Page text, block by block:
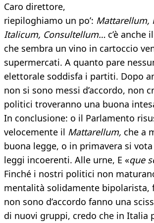
Caro direttore,
riepiloghiamo un po’: Mattarellum,
Italicum, Consultellum… c’è anche il
che sembra un vino in cartoccio
supermercati. A quanto pare
elettorale soddisfa i partiti. Dopo
non si sono messi d’accordo, non
politici troveranno una buona
In conclusione: o il Parlamento
velocemente il Mattarellum, che a
buona legge, o in primavera si
leggi incoerenti. Alle urne, E «que
Finché i nostri politici non
mentalità solidamente bipolarista,
non sono d’accordo fanno una
di nuovi gruppi, credo che in Italia